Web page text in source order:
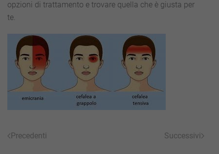
opzioni di trattamento e trovare quella che è giusta per
te.
Precedenti Successivi